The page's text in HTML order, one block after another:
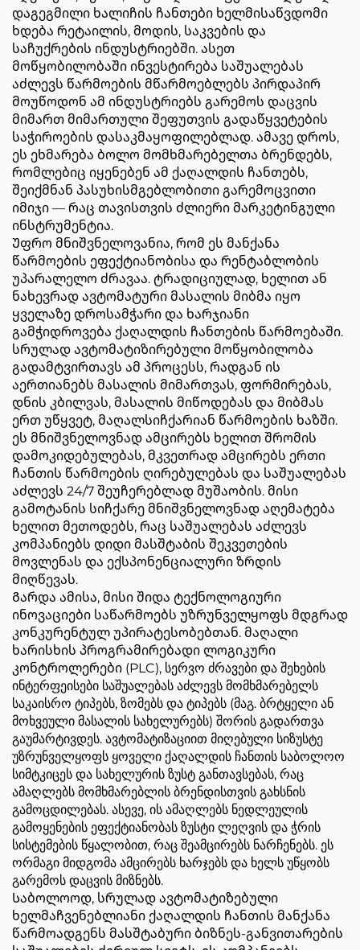
დაგეგმილი ხალიჩის ჩანთები ხელმისაწვდომი
ხდება რეტაილის, მოდის, საკვების და
საჩუქრების ინდუსტრიებში. ასეთ
მოწყობილობაში ინვესტირება საშუალებას
აძლევს წარმოების მწარმოებლებს პირდაპირ
მოუწოდონ ამ ინდუსტრიებს გარემოს დაცვის
მიმართ მიმართული შეფუთვის გადაწყვეტების
საჭიროების დასაკმაყოფილებლად. ამავე დროს,
ეს ეხმარება ბოლო მომხმარებელთა ბრენდებს,
რომლებიც იყენებენ ამ ქაღალდის ჩანთებს,
შეიქმნან პასუხისმგებლობითი გარემოცვითი
იმიჯი — რაც თავისთვის ძლიერი მარკეტინგული
ინსტრუმენტია.
Უფრო მნიშვნელოვანია, რომ ეს მანქანა
წარმოების ეფექტიანობისა და რენტაბლობის
უპარალელო ძრავაა. ტრადიციულად, ხელით ან
ნახევრად ავტომატური მასალის მიბმა იყო
ყველაზე დროსამჭარი და ხარჯიანი
გამჭიდროვება ქაღალდის ჩანთების წარმოებაში.
სრულად ავტომატიზირებული მოწყობილობა
გადამტვირთავს ამ პროცესს, რადგან ის
აერთიანებს მასალის მიმართვას, ფორმირებას,
დნის კბილვას, მასალის მიწოდებას და მიბმას
ერთ უწყვეტ, მაღალსიჩქარიან წარმოების ხაზში.
ეს მნიშვნელოვნად ამცირებს ხელით შრომის
დამოკიდებულებას, მკვეთრად ამცირებს ერთი
ჩანთის წარმოების ღირებულებას და საშუალებას
აძლევს 24/7 შეუჩერებლად მუშაობის. მისი
გამოტანის სიჩქარე მნიშვნელოვნად აღემატება
ხელით მეთოდებს, რაც საშუალებას აძლევს
კომპანიებს დიდი მასშტაბის შეკვეთების
მოვლენას და ექსპონენციალური ზრდის
მიღწევას.
Გარდა ამისა, მისი შიდა ტექნოლოგიური
ინოვაციები საწარმოებს უზრუნველყოფს მდგრად
კონკურენტულ უპირატესობებთან. მაღალი
ხარისხის პროგრამირებადი ლოგიკური
კონტროლერები (PLC), სერვო ძრავები და შეხების
ინტერფეისები საშუალებას აძლევს მომხმარებელს
საკაისრო ტიპებს, ზომებს და ტიპებს (მაგ. ბრტყელი ან
მოხვეული მასალის სახელურებს) შორის გადართვა
გაუმარტივდეს. ავტომატიზაციით მიღებული სიზუსტე
უზრუნველყოფს ყოველი ქაღალდის ჩანთის საბოლოო
სიმტკიცეს და სახელურის ზუსტ განთავსებას, რაც
ამაღლებს მომხმარებლის ბრენდისთვის გახსნის
გამოცდილებას. ასევე, ის ამაღლებს ნედლეულის
გამოყენების ეფექტიანობას ზუსტი ლეღვის და ჭრის
სისტემების წყალობით, რაც შეამცირებს ნარჩენებს. ეს
ორმაგი მიდგომა ამცირებს ხარჯებს და ხელს უწყობს
გარემოს დაცვის მიზნებს.
Საბოლოოდ, სრულად ავტომატიზებული
ხელმაჩვენებლიანი ქაღალდის ჩანთის მანქანა
წარმოადგენს მასშტაბური ბიზნეს-განვითარების